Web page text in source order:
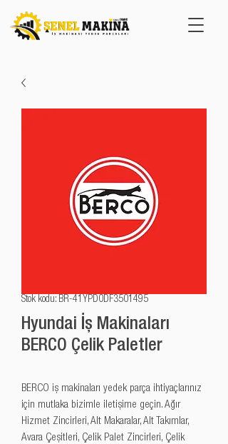
Stok kodu: BR-41YPD0DF3501495
Hyundai İş Makinaları
BERCO Çelik Paletler
BERCO iş makinaları yedek parça ihtiyaçlarınız
için mutlaka bizimle iletişime geçin. Ağır
Hizmet Zincirleri, Alt Makaralar, Alt Takımlar,
Avara Çeşitleri, Çelik Palet Zincirleri, Çelik